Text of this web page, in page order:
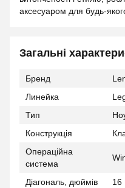
аксесуаром для будь-
Загальні
Бренд
Линейка
Тип
Конструкція
Операційна
система
Діагональ, дюймів
16